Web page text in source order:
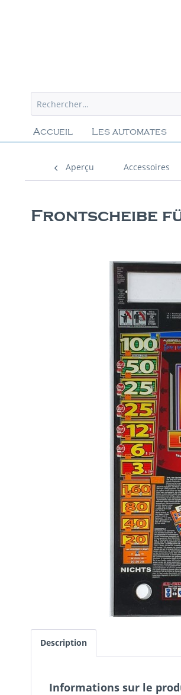
Accueil Les automates
Aperçu Accessoires
Frontscheibe
Description
Informations sur le